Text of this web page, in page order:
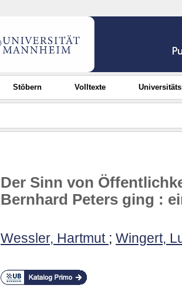
Stöbern Volltexte
Der Sinn von
Bernhard Peters ging :
Wessler, Hartmut ; Wingert,